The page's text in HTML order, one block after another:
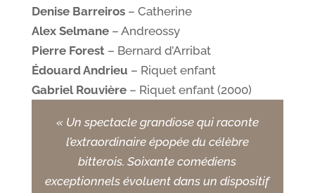
Denise Barreiros – Catherine
Alex Selmane– Andreossy
Pierre Forest– Bernard d’Arribat
Édouard Andrieu – Riquet enfant
Gabriel Rouvière– Riquet enfant (2000)
« Un spectacle grandiose qui raconte
l’extraordinaire épopée du célèbre
bitterois. Soixante comédiens
exceptionnels évoluent dans un dispositif